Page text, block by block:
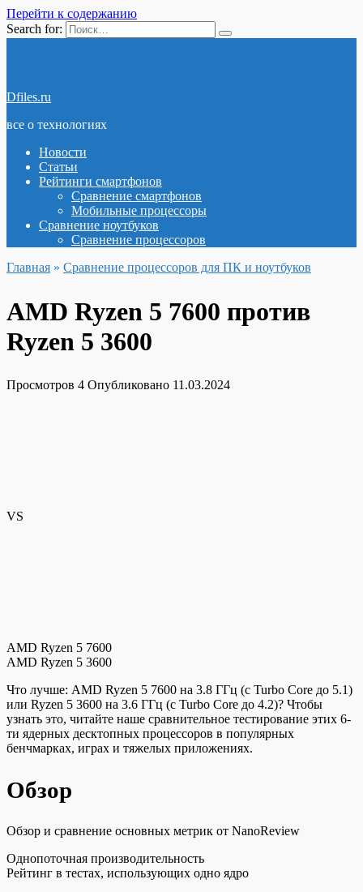
Перейти к содержанию
Search for:
Dfiles.ru
все о технологиях
Новости
Статьи
Рейтинги смартфонов
Сравнение смартфонов
Мобильные процессоры
Сравнение ноутбуков
Сравнение процессоров
Главная » Сравнение процессоров для ПК и ноутбуков
AMD Ryzen 5 7600 против
Ryzen 5 3600
Просмотров 4 Опубликовано 11.03.2024
VS
AMD Ryzen 5 7600
AMD Ryzen 5 3600
Что лучше: AMD Ryzen 5 7600 на 3.8 ГГц (c Turbo Core до 5.1)
или Ryzen 5 3600 на 3.6 ГГц (c Turbo Core до 4.2)? Чтобы
узнать это, читайте наше сравнительное тестирование этих 6-
ти ядерных десктопных процессоров в популярных
бенчмарках, играх и тяжелых приложениях.
Обзор
Обзор и сравнение основных метрик от NanoReview
Однопоточная производительность
Рейтинг в тестах, использующих одно ядро